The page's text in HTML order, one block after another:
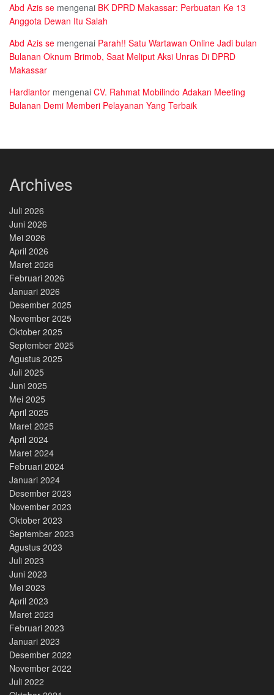
Abd Azis se mengenai BK DPRD Makassar: Perbuatan Ke 13
Anggota Dewan Itu Salah
Abd Azis se mengenai Parah!! Satu Wartawan Online Jadi bulan
Bulanan Oknum Brimob, Saat Meliput Aksi Unras Di DPRD
Makassar
Hardiantor mengenai CV. Rahmat Mobilindo Adakan Meeting
Bulanan Demi Memberi Pelayanan Yang Terbaik
Archives
Juli 2026
Juni 2026
Mei 2026
April 2026
Maret 2026
Februari 2026
Januari 2026
Desember 2025
November 2025
Oktober 2025
September 2025
Agustus 2025
Juli 2025
Juni 2025
Mei 2025
April 2025
Maret 2025
April 2024
Maret 2024
Februari 2024
Januari 2024
Desember 2023
November 2023
Oktober 2023
September 2023
Agustus 2023
Juli 2023
Juni 2023
Mei 2023
April 2023
Maret 2023
Februari 2023
Januari 2023
Desember 2022
November 2022
Juli 2022